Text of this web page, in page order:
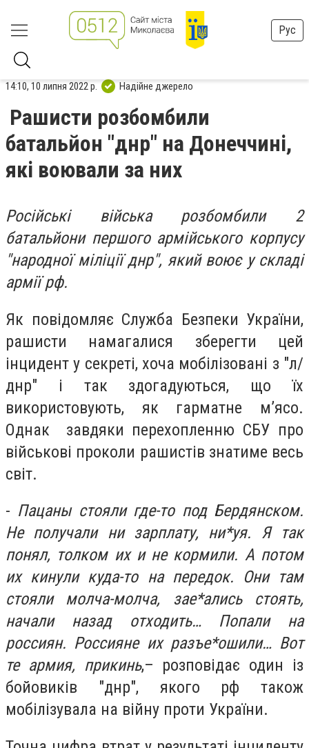
Рус
14:10, 10 липня 2022 р. Надійне джерело
Рашисти розбомбили
батальйон "днр" на Донеччині,
які воювали за них
Російські війська розбомбили 2
батальйони першого армійського корпусу
"народної міліції днр", який воює у складі
армії рф.
Як повідомляє Служба Безпеки України,
рашисти намагалися зберегти цей
інцидент у секреті, хоча мобілізовані з "л/
днр" і так здогадуються, що їх
використовують, як гарматне м’ясо.
Однак завдяки перехопленню СБУ про
військові проколи рашистів знатиме весь
світ.
- Пацаны стояли где-то под Бердянском.
Не получали ни зарплату, ни*уя. Я так
понял, толком их и не кормили. А потом
их кинули куда-то на передок. Они там
стояли молча-молча, зае*ались стоять,
начали назад отходить… Попали на
россиян. Россияне их разъе*ошили… Вот
те армия, прикинь,– розповідає один із
бойовиків "днр", якого рф також
мобілізувала на війну проти України.